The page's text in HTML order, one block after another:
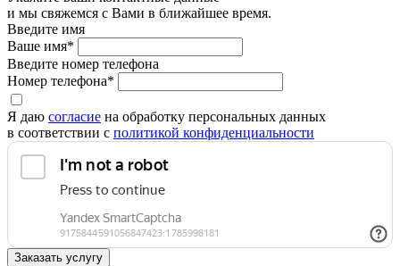
и мы свяжемся с Вами в ближайшее время.
Введите имя
Ваше имя*
Введите номер телефона
Номер телефона*
Я даю согласие на обработку персональных данных
в соответствии с политикой конфиденциальности